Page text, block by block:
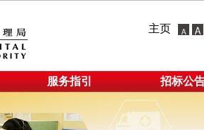
主页
服务指引 招标公